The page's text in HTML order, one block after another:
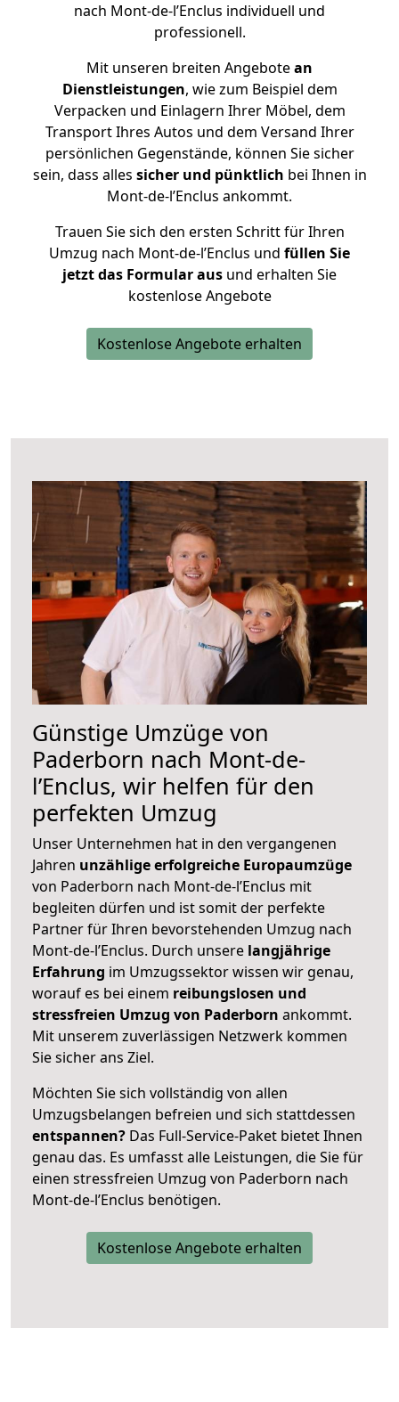
nach Mont-de-l’Enclus individuell und
professionell.
Mit unseren breiten Angebotean
Dienstleistungen, wie zum Beispiel dem
Verpacken und Einlagern Ihrer Möbel, dem
Transport Ihres Autos und dem Versand Ihrer
persönlichen Gegenstände, können Sie sicher
sein, dass alles sicher und pünktlich bei Ihnen in
Mont-de-l’Enclus ankommt.
Trauen Sie sich den ersten Schritt für Ihren
Umzug nach Mont-de-l’Enclus und füllen Sie
jetzt das Formular aus und erhalten Sie
kostenlose Angebote
Kostenlose Angebote erhalten
Günstige Umzüge von
Paderborn nach Mont-de-
l’Enclus, wir helfen für den
perfekten Umzug
Unser Unternehmen hat in den vergangenen
Jahren unzählige erfolgreiche Europaumzüge
von Paderborn nach Mont-de-l’Enclus mit
begleiten dürfen und ist somit der perfekte
Partner für Ihren bevorstehenden Umzug nach
Mont-de-l’Enclus. Durch unsere langjährige
Erfahrung im Umzugssektor wissen wir genau,
worauf es bei einem reibungslosen und
stressfreien Umzug von Paderborn ankommt.
Mit unserem zuverlässigen Netzwerk kommen
Sie sicher ans Ziel.
Möchten Sie sich vollständig von allen
Umzugsbelangen befreien und sich stattdessen
entspannen? Das Full-Service-Paket bietet Ihnen
genau das. Es umfasst alle Leistungen, die Sie für
einen stressfreien Umzug von Paderborn nach
Mont-de-l’Enclus benötigen.
Kostenlose Angebote erhalten